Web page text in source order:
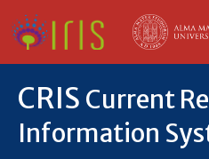
CRIS Current
Information